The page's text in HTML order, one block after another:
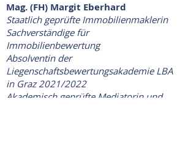
Mag. (FH) Margit Eberhard
Staatlich geprüfte Immobilienmaklerin
Sachverständige für
Immobilienbewertung
Absolventin der
Liegenschaftsbewertungsakademie LBA
in Graz 2021/2022
Akademisch geprüfte Mediatorin und